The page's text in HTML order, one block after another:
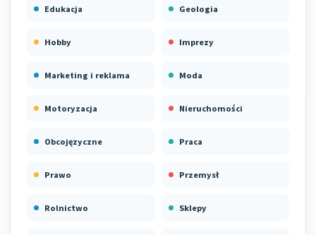
Edukacja Geologia
Hobby Imprezy
Marketing i reklama Moda
Motoryzacja Nieruchomości
Obcojęzyczne Praca
Prawo Przemysł
Rolnictwo Sklepy